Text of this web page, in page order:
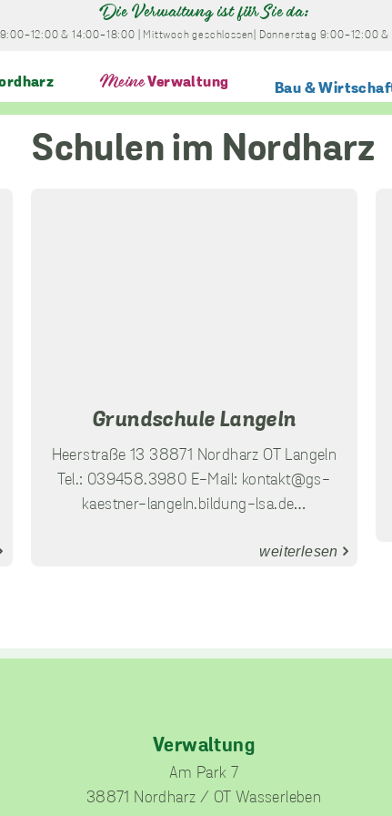
Die Verwaltung ist für Sie da:
9:00-12:00& 14:00-18:00 Mittwoch geschlossen Donnerstag 9:00-12:00&
MeineVerwaltung Bau &
Grundschule Langeln
Heerstraße 13 38871 Nordharz OT Langeln
Tel.: 039458.3980 E-Mail: kontakt@gs-
kaestner-langeln.bildung-lsa.de…
weiterlesen
Verwaltung
Am Park 7
38871 Nordharz / OT Wasserleben
unverzichtbare
Cookies
unverzichtbar,
Informationen
über Sie für andere
Zwecke wie
Marketing oder